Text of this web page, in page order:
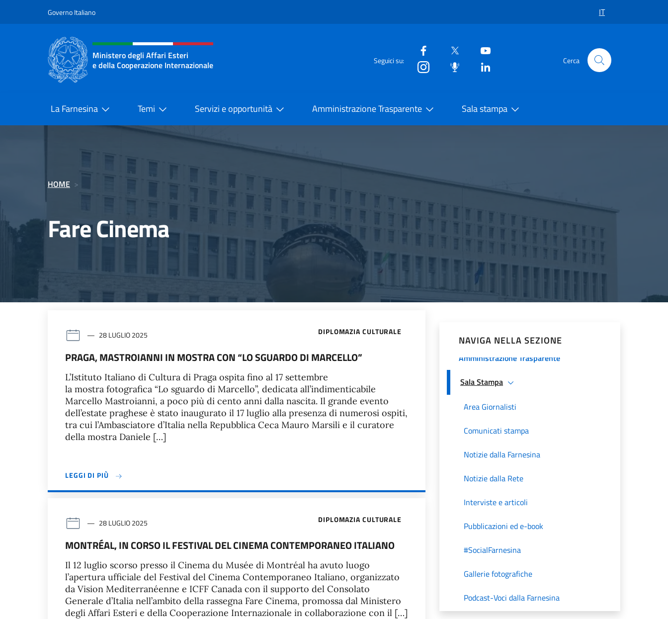
Governo Italiano IT
Intestazione sito, social e menù
Ministero degli Affari Esteri
e della Cooperazione Internazionale
Seguici su: Cerca
La Farnesina Temi Servizi e opportunità Amministrazione Trasparente Sala stampa
HOME >
Fare Cinema
DIPLOMAZIA CULTURALE
28 LUGLIO 2025
PRAGA, MASTROIANNI IN MOSTRA CON “LO SGUARDO DI MARCELLO”
L’Istituto Italiano di Cultura di Praga ospita fino al 17 settembre
la mostra fotografica “Lo sguardo di Marcello”, dedicata all’indimenticabile
Marcello Mastroianni, a poco più di cento anni dalla nascita. Il grande evento
dell’estate praghese è stato inaugurato il 17 luglio alla presenza di numerosi ospiti,
tra cui l’Ambasciatore d’Italia nella Repubblica Ceca Mauro Marsili e il curatore
della mostra Daniele […]
LEGGI DI PIÙ
DIPLOMAZIA CULTURALE
28 LUGLIO 2025
MONTRÉAL, IN CORSO IL FESTIVAL DEL CINEMA CONTEMPORANEO ITALIANO
Il 12 luglio scorso presso il Cinema du Musée di Montréal ha avuto luogo
l’apertura ufficiale del Festival del Cinema Contemporaneo Italiano, organizzato
da Vision Mediterranéenne e ICFF Canada con il supporto del Consolato
Generale d’Italia nell’ambito della rassegna Fare Cinema, promossa dal Ministero
degli Affari Esteri e della Cooperazione Internazionale in collaborazione con il […]
NAVIGA NELLA SEZIONE
Procedura comparativa pubblica
Minoranze Cristiane 2026
La Farnesina
Amministrazione Trasparente
Sala Stampa
Area Giornalisti
Comunicati stampa
Notizie dalla Farnesina
Notizie dalla Rete
Interviste e articoli
Pubblicazioni ed e-book
#SocialFarnesina
Gallerie fotografiche
Podcast-Voci dalla Farnesina